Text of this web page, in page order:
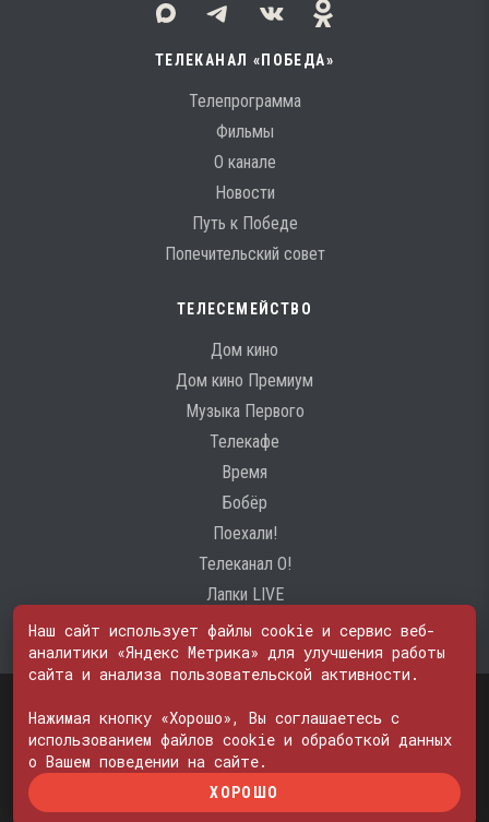
ТЕЛЕКАНАЛ «ПОБЕДА»
Телепрограмма
Фильмы
О канале
Новости
Путь к Победе
Попечительский совет
ТЕЛЕСЕМЕЙСТВО
Дом кино
Дом кино Премиум
Музыка Первого
Телекафе
Время
Бобёр
Поехали!
Телеканал О!
Лапки LIVE
№ ФС 77 - 74600
© 2000—2026. Редакция телеканала «ПОБЕДА». Все права на любые
материалы, опубликованные на сайте, защищены. Любое
использование материалов возможно только с согласия Редакции
телеканала.
Наш сайт использует файлы cookie и сервис веб-
аналитики «Яндекс Метрика» для улучшения работы
сайта и анализа пользовательской активности.
Нажимая кнопку «Хорошо», Вы соглашаетесь с
использованием файлов cookie и обработкой данных
о Вашем поведении на сайте.
ХОРОШО